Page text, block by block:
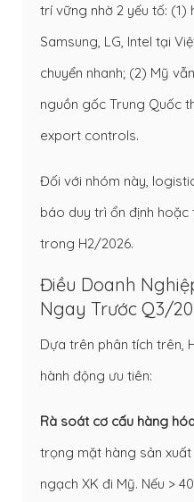
trí vững nhờ 2 yếu tố: (1)
Samsung, LG, Intel tại
chuyển nhanh; (2) Mỹ
nguồn gốc Trung Quốc
export controls.
Đối với nhóm này,
báo duy trì ổn định hoặc
trong H2/2026.
Điều Doanh
Ngay Trước Q3/
Dựa trên phân tích trên,
hành động ưu tiên:
Rà soát cơ cấu hàng
trọng mặt hàng sản
ngạch XK đi Mỹ. Nếu >